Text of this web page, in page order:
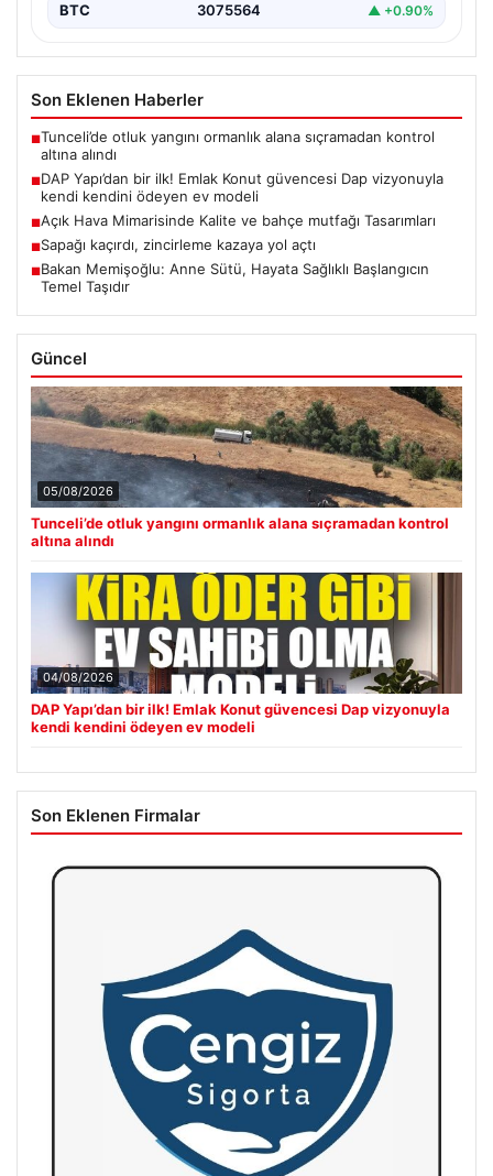
BTC 3075564 ▲ +0.90%
Son Eklenen Haberler
■Tunceli’de otluk yangını ormanlık alana sıçramadan kontrol
altına alındı
■DAP Yapı’dan bir ilk! Emlak Konut güvencesi Dap vizyonuyla
kendi kendini ödeyen ev modeli
■Açık Hava Mimarisinde Kalite ve bahçe mutfağı Tasarımları
■Sapağı kaçırdı, zincirleme kazaya yol açtı
■Bakan Memişoğlu: Anne Sütü, Hayata Sağlıklı Başlangıcın
Temel Taşıdır
Güncel
05/08/2026
Tunceli’de otluk yangını ormanlık alana sıçramadan kontrol
altına alındı
04/08/2026
DAP Yapı’dan bir ilk! Emlak Konut güvencesi Dap vizyonuyla
kendi kendini ödeyen ev modeli
Son Eklenen Firmalar